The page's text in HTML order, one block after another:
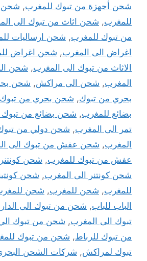
شحن أجهزة من تبوك للمغرب, شحن
للمغرب, شحن اثاث من تبوك الى
من تبوك للمغرب, شحن ارساليات
اغراض الى المغرب, شحن اغراض
الاثاث من تبوك الى المغرب, شحن
المغرب, شحن الى مراكش, شحن
بحري من تبوك, شحن بحري من
بضائع للمغرب, شحن بضائع من تبوك
تمر الى المغرب, شحن دولي من
المغرب, شحن عفش من تبوك الى
عفش من تبوك للمغرب, شحن كونتنر 40 قدم للمغرب
شحن كونتنر الى المغرب,
للمغرب, شحن للمغرب, شحن
الباب للباب, شحن من تبوك الى الدار
تبوك الى المغرب, شحن من تبوك
من تبوك للرباط, شحن من تبوك
تبوك لمراكش, شركات الشحن